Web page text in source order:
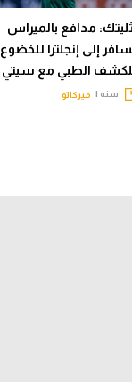
مدافع بالميراس
إلى إنجلترا للخضوع
الطبي مع سيتي
سنه | ميركاتو